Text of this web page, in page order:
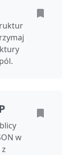
w